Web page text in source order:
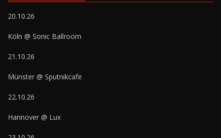
20.10.26
Köln @ Sonic Ballroom
21.10.26
Münster @ Sputnikcafe
22.10.26
Hannover @ Lux